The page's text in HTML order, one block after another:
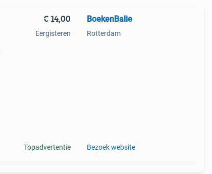
€ 14,00
Eergisteren
Topadvertentie
BoekenBalie
Rotterdam
Bezoek website